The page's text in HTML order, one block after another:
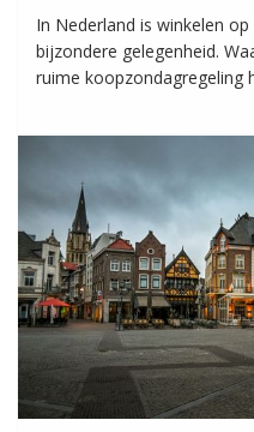
In Nederland is winkelen
bijzondere gelegenheid.
ruime koopzondagregeling